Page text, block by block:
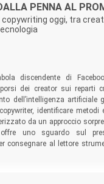
PENNA AL
Il copywriting oggi, tra
discendente di
dei creator sui reparti
dell’intelligenza artificiale
identificare
da un approccio
offre uno sguardo sul
consegnare al lettore